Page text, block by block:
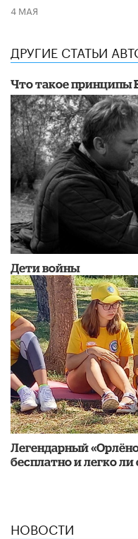
4 МАЯ
ДРУГИЕ СТАТЬИ
Что такое принципы
Дети войны
Легендарный
бесплатно и легко
НОВОСТИ